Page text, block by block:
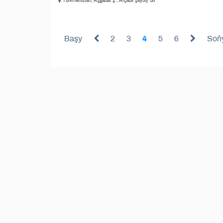
Başy 2 3 4 5 6